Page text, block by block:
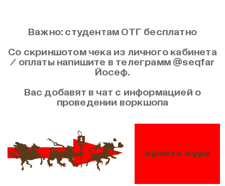
Важно: студентам ОТГ бесплатно
Со скриншотом чека из личного кабинета
/ оплаты напишите в телеграмм @seqfar
Йосеф.
Вас добавят в чат с информацией о
проведении воркшопа
купить курс